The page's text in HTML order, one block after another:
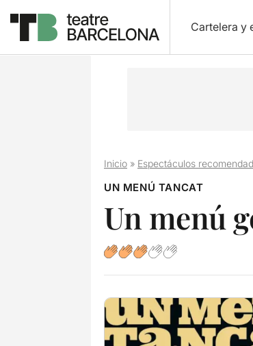
Cartelera y
Inicio» Espectáculos
UN MENÚ TANCAT
Un menú